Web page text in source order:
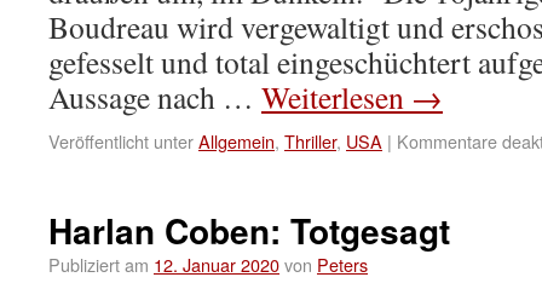
Boudreau wird vergewaltigt und
gefesselt und total eingeschüchtert
Aussage nach … Weiterlesen →
Veröffentlicht unterAllgemein, Thriller, USA | Kommentare
Harlan Coben: Totgesagt
Publiziert am 12. Januar 2020von Peters